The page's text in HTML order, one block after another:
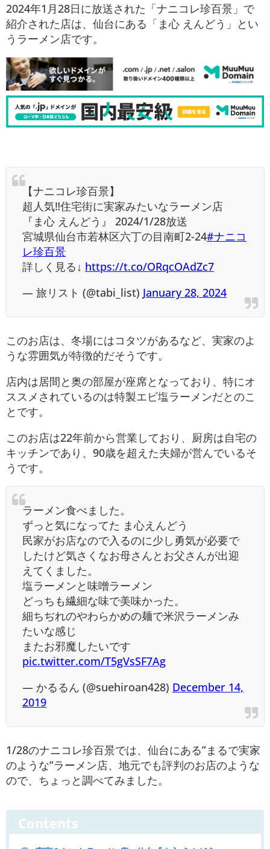
2024年1月28日に放送された「ナニコレ珍百景」で
紹介された店は、仙台にある「ま心 えんどう」とい
うラーメン店です。
【ナニコレ珍百景】
超人気‼住宅街に実家みたいなラーメン店
『ま心 えんどう』 2024/1/28放送
宮城県仙台市若林区六丁の目南町2-24#ナニコ
レ珍百景
詳しく見る↓ https://t.co/ORqcOAdZc7
— 旅リスト (@tabi_list) January 28, 2024
このお店は、冬場にはコタツがあるなど、実家のよ
うな雰囲気が特徴的だそうです。
店内は居間と奥の部屋が座席となっており、特にオ
ススメされているのは特製エビ塩ラーメンだとのこ
とです。
このお店は22年前から営業しており、厨房は自宅の
キッチンであり、90歳を超えた夫婦が営んでいるそ
うです。
ラーメン食べました。
ずっと気になってた ま心えんどう
民家がお店なので入るのに少し勇気が必要で
したけど気さくなお母さんとお父さんが出迎
えてくました。
塩ラーメンと味噌ラーメン
どっちも繊細な味で美味かった。
細ちぢれのやわらかめの麺で米沢ラーメンみ
たいな感じ
またお邪魔したいです
pic.twitter.com/T5gVsSF7Ag
— かるるん (@suehiroan428) December 14,
2019
1/28のナニコレ珍百景では、仙台にある”まるで実家
のような”ラーメン店、地元でも評判のお店のような
ので、ちょっと調べてみました。
Contents